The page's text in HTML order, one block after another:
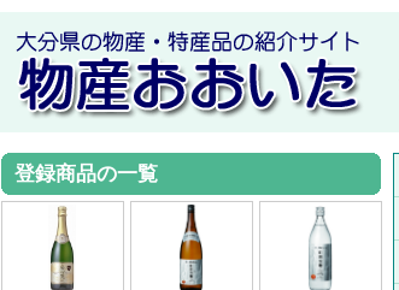
登録商品の一覧